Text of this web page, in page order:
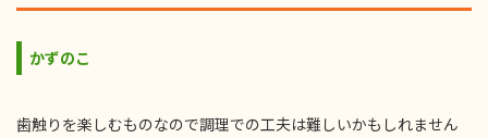
かずのこ
歯触りを楽しむものなので調理での工夫は難しいかもしれません